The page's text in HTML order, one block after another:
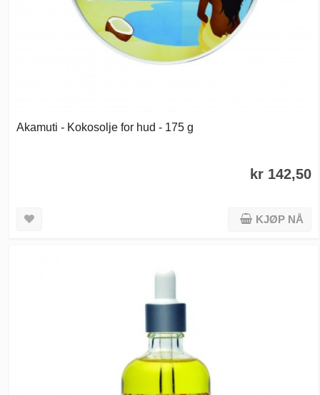
Akamuti - Kokosolje for hud - 175 g
kr 142,50
KJØP NÅ